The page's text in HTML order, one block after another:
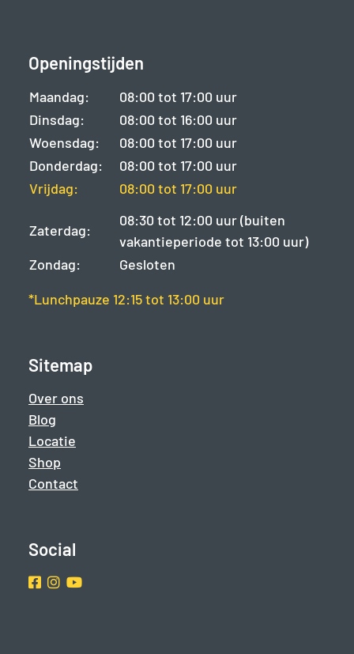
Openingstijden
Maandag:
08:00 tot 17:00 uur
Dinsdag:
08:00 tot 16:00 uur
Woensdag:
08:00 tot 17:00 uur
Donderdag:
08:00 tot 17:00 uur
Vrijdag:
08:00 tot 17:00 uur
Zaterdag:
08:30 tot 12:00 uur (buiten
vakantieperiode tot 13:00 uur)
Zondag:
Gesloten
*Lunchpauze 12:15 tot 13:00 uur
Sitemap
Over ons
Blog
Locatie
Shop
Contact
Social
Facebook
Instragram
Youtube